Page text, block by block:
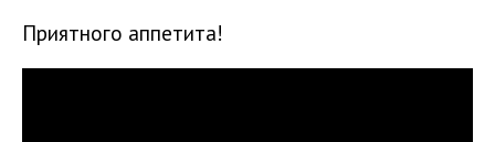
Приятного аппетита!